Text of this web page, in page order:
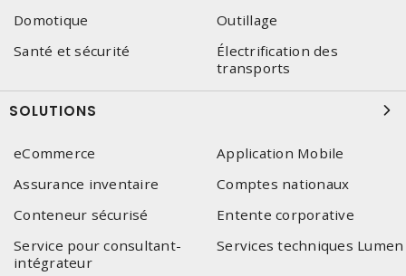
Domotique
Outillage
Santé et sécurité
Électrification des
transports
SOLUTIONS
eCommerce
Application Mobile
Assurance inventaire
Comptes nationaux
Conteneur sécurisé
Entente corporative
Service pour consultant-
intégrateur
Services techniques Lumen